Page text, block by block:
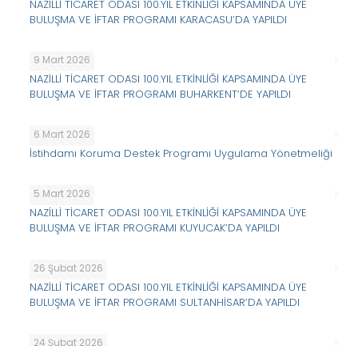
NAZİLLİ TİCARET ODASI 100.YIL ETKİNLİĞİ KAPSAMINDA ÜYE
BULUŞMA VE İFTAR PROGRAMI KARACASU’DA YAPILDI
9 Mart 2026
NAZİLLİ TİCARET ODASI 100.YIL ETKİNLİĞİ KAPSAMINDA ÜYE
BULUŞMA VE İFTAR PROGRAMI BUHARKENT’DE YAPILDI
6 Mart 2026
İstihdamı Koruma Destek Programı Uygulama Yönetmeliği
5 Mart 2026
NAZİLLİ TİCARET ODASI 100.YIL ETKİNLİĞİ KAPSAMINDA ÜYE
BULUŞMA VE İFTAR PROGRAMI KUYUCAK’DA YAPILDI
26 Şubat 2026
NAZİLLİ TİCARET ODASI 100.YIL ETKİNLİĞİ KAPSAMINDA ÜYE
BULUŞMA VE İFTAR PROGRAMI SULTANHİSAR’DA YAPILDI
24 Şubat 2026